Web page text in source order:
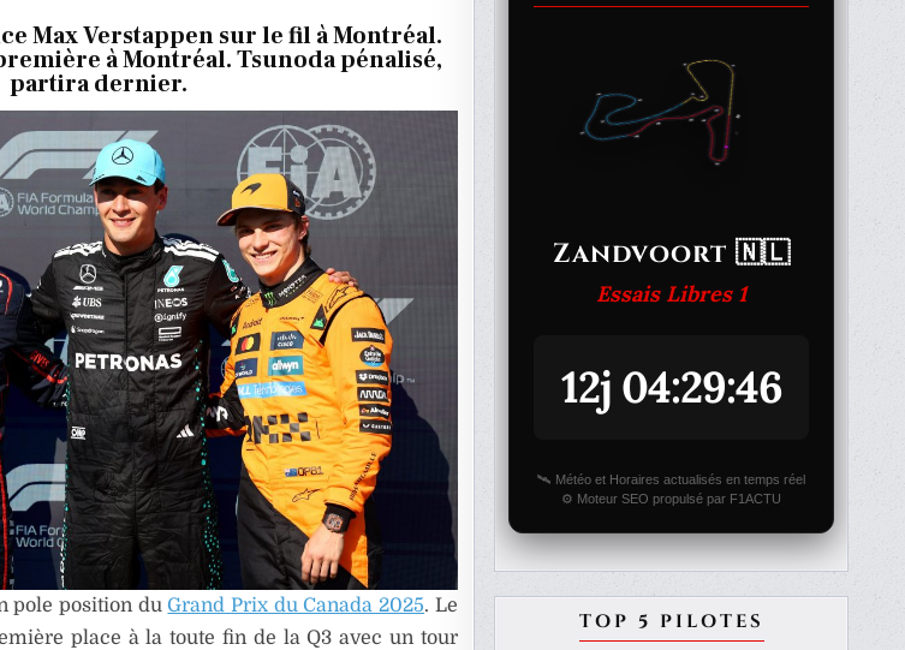
DÉPART
DU
GRAND
PRIX
2025
DE
F1
Max Verstappen sur le fil à Montréal.
à Montréal. Tsunoda pénalisé,
partira dernier.
pole position duGrand Prix du Canada 2025. Le
place à la toute fin de la Q3 avec un tour
Zandvoort 🇳🇱
Essais Libres 1
12j 04:29:46
🛰️ Météo et Horaires actualisés en temps réel
⚙️ Moteur SEO propulsé par F1ACTU
TOP 5 PILOTES